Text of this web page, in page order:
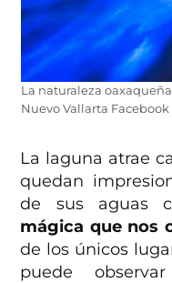
La naturaleza
Nuevo Vallarta Facebook
La laguna atrae
quedan
de sus aguas
mágica que nos
de los únicos
puede